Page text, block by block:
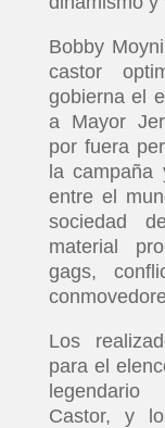
Bobby
castor
gobierna el
a Mayor
por fuera
la campaña
entre el
sociedad
material
gags,
Los
para el
legendario
Castor, y